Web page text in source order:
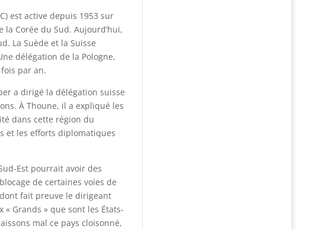
est active depuis 1953 sur
Corée du Sud. Aujourd’hui,
La Suède et la Suisse
délégation de la Pologne,
par an.
a dirigé la délégation suisse
À Thoune, il a expliqué les
dans cette région du
et les efforts diplomatiques
Est pourrait avoir des
de certaines voies de
fait preuve le dirigeant
Grands » que sont les États-
mal ce pays cloisonné,